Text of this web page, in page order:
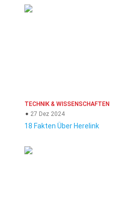
TECHNIK & WISSENSCHAFTEN
27 Dez 2024
18 Fakten Über Herelink